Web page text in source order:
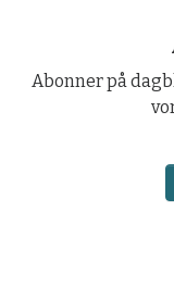
Abonner på